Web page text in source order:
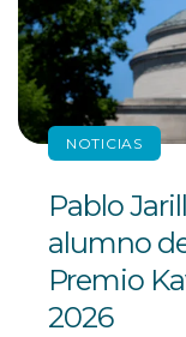
NOTICIAS
Pablo
alumno
Premio
2026